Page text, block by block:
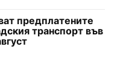
предплатените
транспорт във